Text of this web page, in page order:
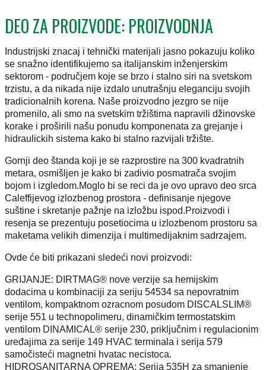
DEO ZA PROIZVODE: PROIZVODNJA
Industrijski znacaj i tehnički materijali jasno pokazuju koliko
se snažno identifikujemo sa italijanskim inženjerskim
sektorom - područjem koje se brzo i stalno siri na svetskom
trzistu, a da nikada nije izdalo unutrašnju eleganciju svojih
tradicionalnih korena. Naše proizvodno jezgro se nije
promenilo, ali smo na svetskim tržištima napravili džinovske
korake i proširili našu ponudu komponenata za grejanje i
hidraulickih sistema kako bi stalno razvijali tržište.
Gornji deo štanda koji je se razprostire na 300 kvadratnih
metara, osmišljen je kako bi zadivio posmatrača svojim
bojom i izgledom.Moglo bi se reci da je ovo upravo deo srca
Caleffijevog izlozbenog prostora - definisanje njegove
suštine i skretanje pažnje na izložbu ispod.Proizvodi i
resenja se prezentuju posetiocima u izlozbenom prostoru sa
maketama velikih dimenzija i multimedijaknim sadrzajem.
Ovde će biti prikazani sledeći novi proizvodi:
GRIJANJE: DIRTMAG® nove verzije sa hemijskim
dodacima u kombinaciji za seriju 54534 sa nepovratnim
ventilom, kompaktnom ozracnom posudom DISCALSLIM®
serije 551 u technopolimeru, dinamičkim termostatskim
ventilom DINAMICAL® serije 230, priključnim i regulacionim
uređajima za serije 149 HVAC terminala i serija 579
samočisteći magnetni hvatac necistoca.
HIDROSANITARNA OPREMA: Serija 535H za smanjenje